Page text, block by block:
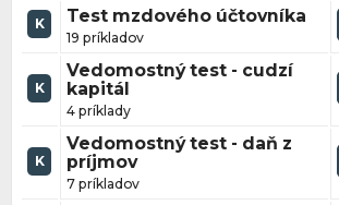
K Test mzdového účtovníka
19 príkladov
K
Vedomostný test - cudzí
kapitál
4 príklady
K
Vedomostný test - daň z
príjmov
7 príkladov